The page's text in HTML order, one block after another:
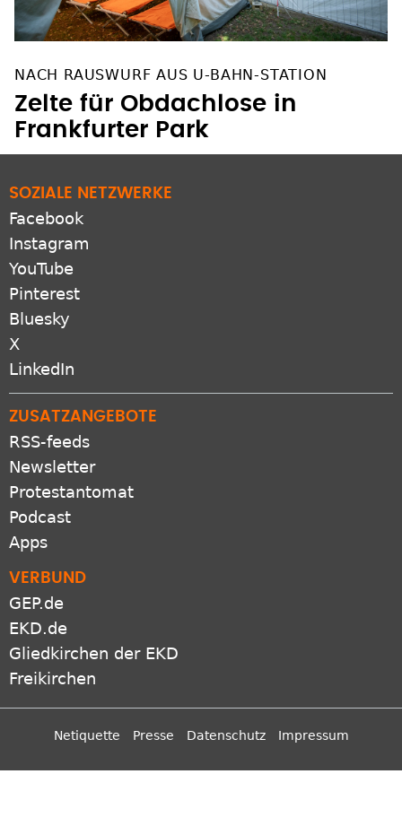
NACH RAUSWURF AUS U-BAHN-STATION
Zelte für Obdachlose in
Frankfurter Park
SOZIALE NETZWERKE
Facebook
Instagram
YouTube
Pinterest
Bluesky
X
LinkedIn
ZUSATZANGEBOTE
RSS-feeds
Newsletter
Protestantomat
Podcast
Apps
VERBUND
GEP.de
EKD.de
Gliedkirchen der EKD
Freikirchen
Netiquette Presse Datenschutz Impressum